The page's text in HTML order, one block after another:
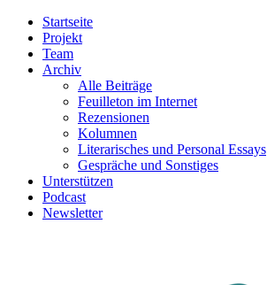
Startseite
Projekt
Team
Archiv
Alle Beiträge
Feuilleton im Internet
Rezensionen
Kolumnen
Literarisches und Personal Essays
Gespräche und Sonstiges
Unterstützen
Podcast
Newsletter